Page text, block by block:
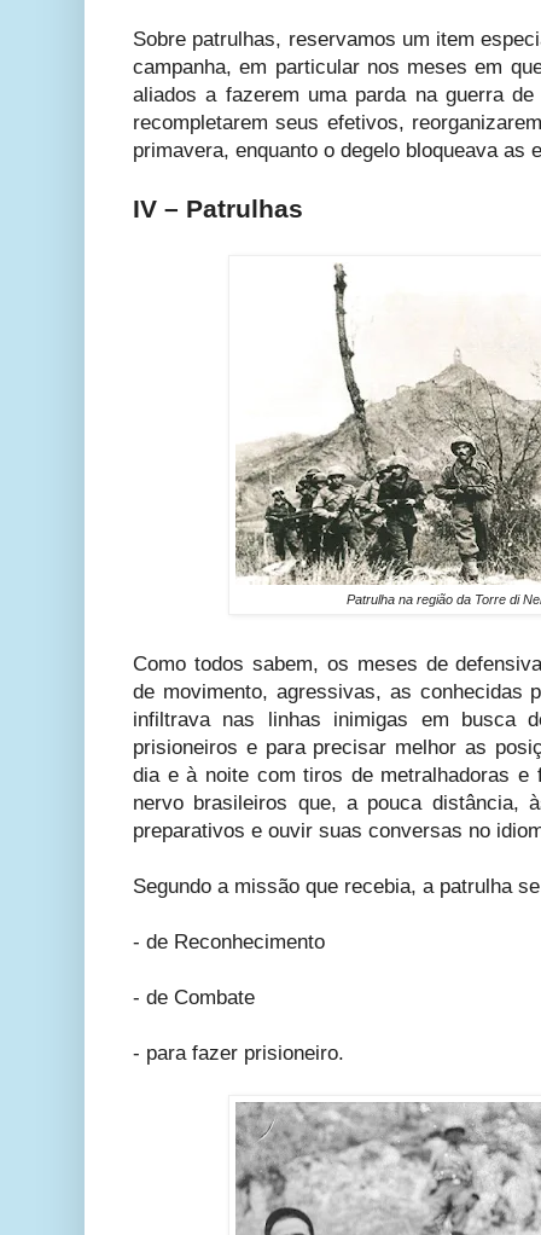
Sobre patrulhas, reservamos um item
campanha, em particular nos meses em
aliados a fazerem uma parda na guerra
recompletarem seus efetivos,
primavera, enquanto o degelo bloqueava as
IV – Patrulhas
Patrulha na região da Torre di
Como todos sabem, os meses de
de movimento, agressivas, as conhecidas
infiltrava nas linhas inimigas em busca
prisioneiros e para precisar melhor as
dia e à noite com tiros de metralhadoras
nervo brasileiros que, a pouca distância,
preparativos e ouvir suas conversas no
Segundo a missão que recebia, a patrulha
- de Reconhecimento
- de Combate
- para fazer prisioneiro.